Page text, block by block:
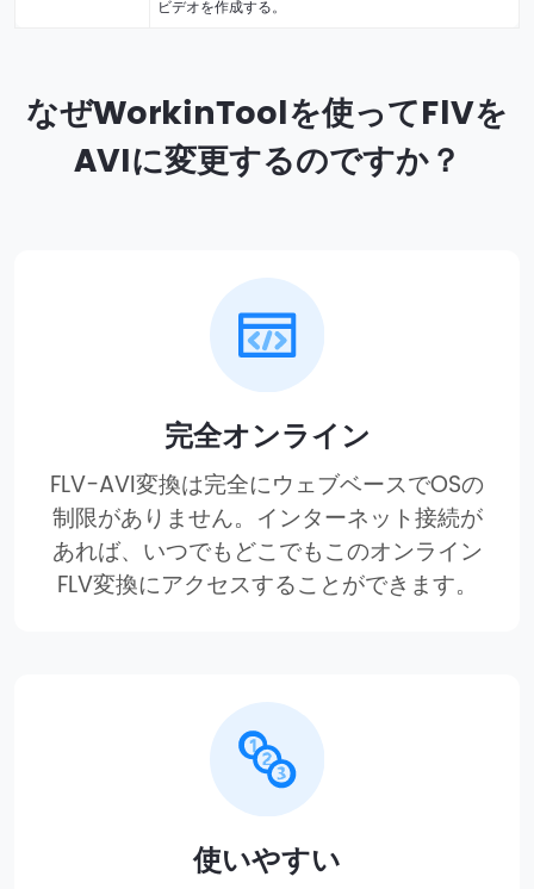
ビデオを作成する。
なぜWorkinToolを使ってFlVを
AVIに変更するのですか？
完全オンライン
FLV-AVI変換は完全にウェブベースでOSの
制限がありません。インターネット接続が
あれば、いつでもどこでもこのオンライン
FLV変換にアクセスすることができます。
使いやすい